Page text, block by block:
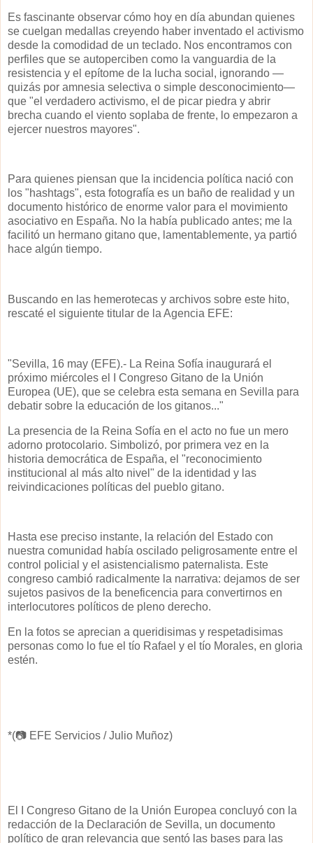
Es fascinante observar cómo hoy en día abundan quienes
se cuelgan medallas creyendo haber inventado el activismo
desde la comodidad de un teclado. Nos encontramos con
perfiles que se autoperciben como la vanguardia de la
resistencia y el epítome de la lucha social, ignorando —
quizás por amnesia selectiva o simple desconocimiento—
que "el verdadero activismo, el de picar piedra y abrir
brecha cuando el viento soplaba de frente, lo empezaron a
ejercer nuestros mayores".
Para quienes piensan que la incidencia política nació con
los "hashtags", esta fotografía es un baño de realidad y un
documento histórico de enorme valor para el movimiento
asociativo en España. No la había publicado antes; me la
facilitó un hermano gitano que, lamentablemente, ya partió
hace algún tiempo.
Buscando en las hemerotecas y archivos sobre este hito,
rescaté el siguiente titular de la Agencia EFE:
"Sevilla, 16 may (EFE).- La Reina Sofía inaugurará el
próximo miércoles el I Congreso Gitano de la Unión
Europea (UE), que se celebra esta semana en Sevilla para
debatir sobre la educación de los gitanos..."
La presencia de la Reina Sofía en el acto no fue un mero
adorno protocolario. Simbolizó, por primera vez en la
historia democrática de España, el "reconocimiento
institucional al más alto nivel" de la identidad y las
reivindicaciones políticas del pueblo gitano.
Hasta ese preciso instante, la relación del Estado con
nuestra comunidad había oscilado peligrosamente entre el
control policial y el asistencialismo paternalista. Este
congreso cambió radicalmente la narrativa: dejamos de ser
sujetos pasivos de la beneficencia para convertirnos en
interlocutores políticos de pleno derecho.
En la fotos se aprecian a queridisimas y respetadisimas
personas como lo fue el tío Rafael y el tío Morales, en gloria
estén.
*(📷 EFE Servicios / Julio Muñoz)
El I Congreso Gitano de la Unión Europea concluyó con la
redacción de la Declaración de Sevilla, un documento
político de gran relevancia que sentó las bases para las